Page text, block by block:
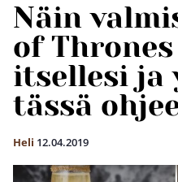
Näin
of
itsellesi ja
tässä
Heli 12.04.2019